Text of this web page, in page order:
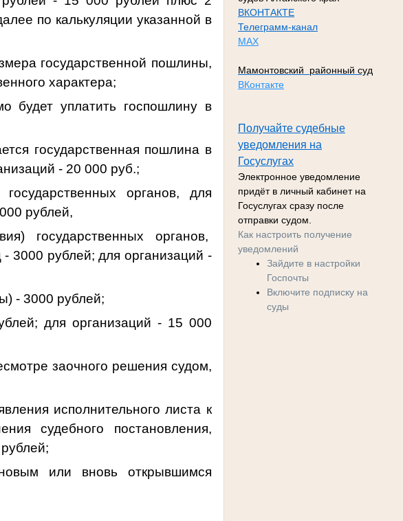
ВКОНТАКТЕ
Телеграмм-канал
МАХ
Мамонтовский районный суд
ВКонтакте
Получайте судебные
уведомления на
Госуслугах
Электронное уведомление
придёт в личный кабинет на
Госуслугах сразу после
отправки судом.
Как настроить получение
уведомлений
Зайдите в настройки
Госпочты
Включите подписку на
суды
по калькуляции указанной в
государственной пошлины,
характера;
будет уплатить госпошлину в
государственная пошлина в
- 20 000 руб.;
органов, для
рублей,
государственных органов,
3000 рублей; для организаций -
- 3000 рублей;
для организаций - 15 000
заочного решения судом,
исполнительного листа к
судебного постановления,
или вновь открывшимся